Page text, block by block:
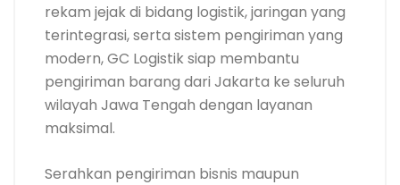
rekam jejak di bidang logistik, jaringan yang
terintegrasi, serta sistem pengiriman yang
modern, GC Logistik siap membantu
pengiriman barang dari Jakarta ke seluruh
wilayah Jawa Tengah dengan layanan
maksimal.
Serahkan pengiriman bisnis maupun